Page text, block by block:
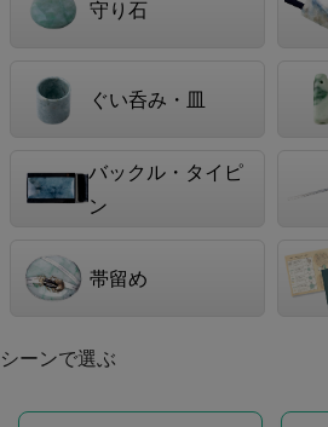
守り石
ぐい呑み・皿
バックル・タイピ
ン
帯留め
シーンで選ぶ